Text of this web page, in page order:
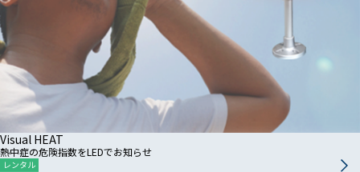
Visual HEAT
熱中症の危険指数をLEDでお知らせ
レンタル